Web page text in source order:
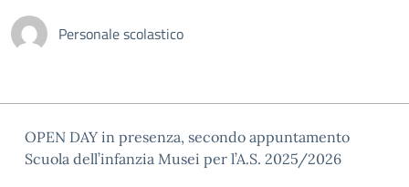
Personale scolastico
OPEN DAY in presenza, secondo appuntamento
Scuola dell’infanzia Musei per l’A.S. 2025/2026